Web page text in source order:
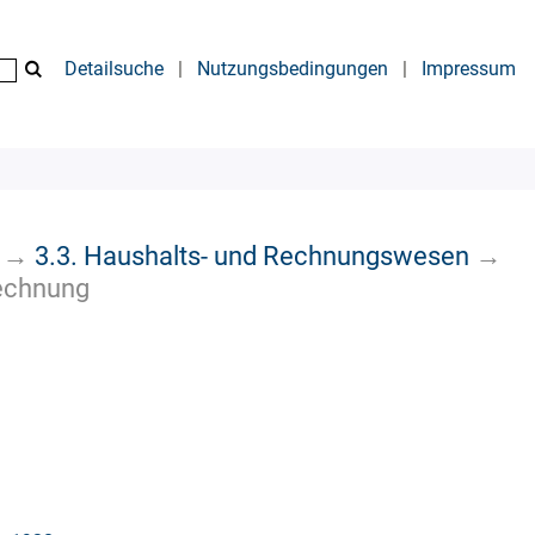
Detailsuche | Nutzungsbedingungen | Impressum
→ 3.3. Haushalts- und Rechnungswesen →